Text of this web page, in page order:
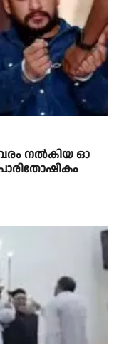
ന​ൽ​കി​യ ഓ​